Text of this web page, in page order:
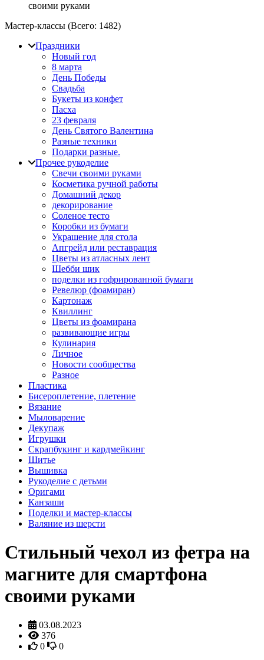
своими руками
Мастер-классы (Всего: 1482)
Праздники
Новый год
8 марта
День Победы
Свадьба
Букеты из конфет
Пасха
23 февраля
День Святого Валентина
Разные техники
Подарки разные.
Прочее рукоделие
Свечи своими руками
Косметика ручной работы
Домашний декор
декорирование
Соленое тесто
Коробки из бумаги
Украшение для стола
Апгрейд или реставрация
Цветы из атласных лент
Шебби шик
поделки из гофрированной бумаги
Ревелюр (фоамиран)
Картонаж
Квиллинг
Цветы из фоамирана
развивающие игры
Кулинария
Личное
Новости сообщества
Разное
Пластика
Бисероплетение, плетение
Вязание
Мыловарение
Декупаж
Игрушки
Скрапбукинг и кардмейкинг
Шитье
Вышивка
Рукоделие с детьми
Оригами
Канзаши
Поделки и мастер-классы
Валяние из шерсти
Стильный чехол из фетра на
магните для смартфона
своими руками
03.08.2023
376
0
0